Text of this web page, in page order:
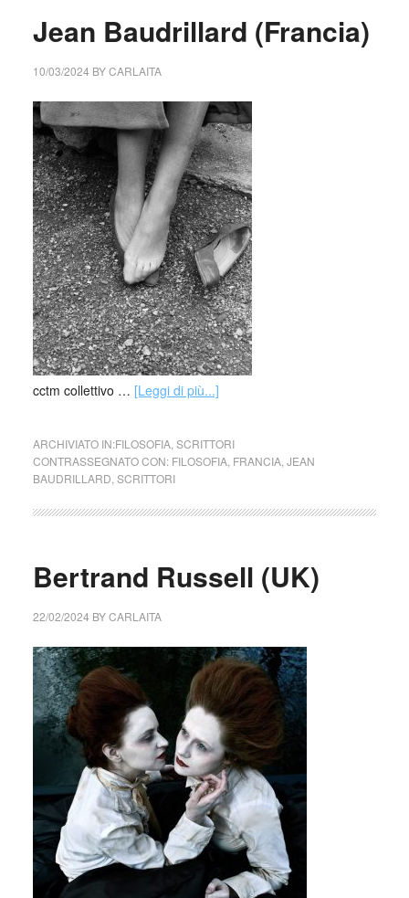
Jean Baudrillard (Francia)
10/03/2024 BYCARLAITA
cctm collettivo … [Leggi di più...]
ARCHIVIATO IN:FILOSOFIA, SCRITTORI
CONTRASSEGNATO CON: FILOSOFIA, FRANCIA, JEAN
BAUDRILLARD SCRITTORI
Bertrand Russell (UK)
22/02/2024 BYCARLAITA